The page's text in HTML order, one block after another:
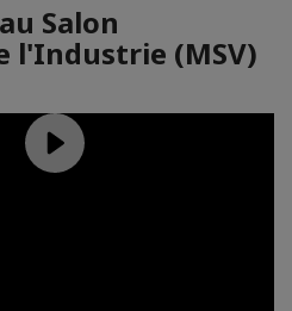
Salon
l'Industrie (MSV)